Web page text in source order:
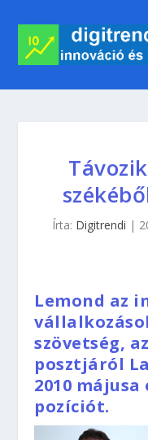
Írta: Digitrendi |
Lemond az
szövetség,
posztjáról
2010
pozíciót.